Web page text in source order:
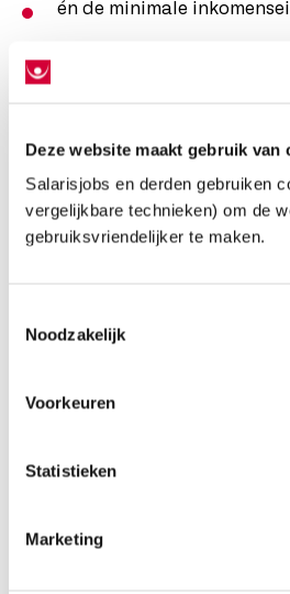
Deze website maakt gebruik van
Salarisjobs en derden gebruiken
vergelijkbare technieken) om de
gebruiksvriendelijker te maken.
Noodzakelijk
Voorkeuren
Statistieken
Marketing
én de minimale
belastingvrije 30%) boven een
Bijvoorbeeld:
Dan mag ongeveer
Maar je belastbare salaris
iemand met een lager